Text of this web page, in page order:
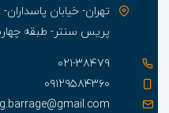
تهران- خیابان
پریس سنتر- طبقه
۰۲۱-۳۸۴۷۹
۰۹۱۲۹۵۸۴۳۶۰